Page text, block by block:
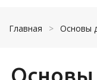
Главная > Основы
Основы